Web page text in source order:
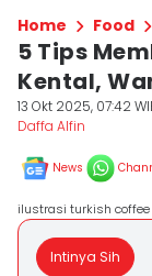
Home Food
5 Tips
Kental,
13 Okt 2025, 07:42
Daffa Alfin
News
ilustrasi turkish
Intinya Sih